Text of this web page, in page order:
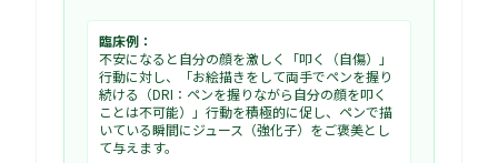
臨床例：
不安になると自分の顔を激しく「叩く（自傷）」
行動に対し、「お絵描きをして両手でペンを握り
続ける（DRI：ペンを握りながら自分の顔を叩く
ことは不可能）」行動を積極的に促し、ペンで描
いている瞬間にジュース（強化子）をご褒美とし
て与えます。